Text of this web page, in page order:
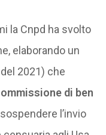
la Cnpd ha svolto
elaborando un
2021) che
di ben
l’invio